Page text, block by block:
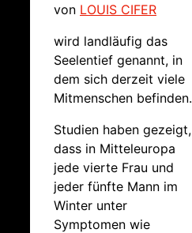
von LOUIS CIFER
wird landläufig das
Seelentief genannt, in
dem sich derzeit viele
Mitmenschen befinden.
Studien haben gezeigt,
dass in Mitteleuropa
jede vierte Frau und
jeder fünfte Mann im
Winter unter
Symptomen wie